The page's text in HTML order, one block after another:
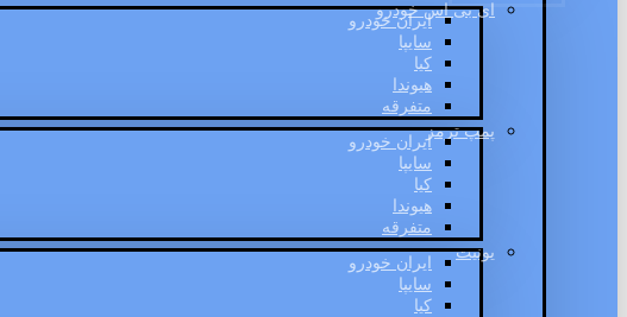
ای بی اس خودرو
ایران خودرو
سایپا
کیا
هیوندا
متفرقه
پمپ ترمز
ایران خودرو
سایپا
کیا
هیوندا
متفرقه
یونیت
ایران خودرو
سایپا
کیا